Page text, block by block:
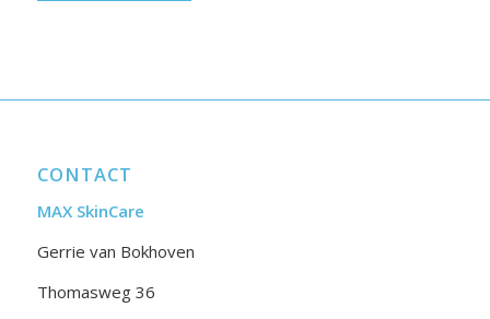
CONTACT
MAX SkinCare
Gerrie van Bokhoven
Thomasweg 36